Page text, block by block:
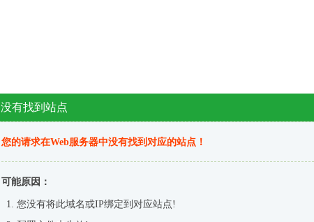
没有找到站点
您的请求在Web服务器中没有找到对应的站点！
可能原因：
您没有将此域名或IP绑定到对应站点!